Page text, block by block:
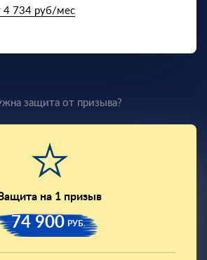
4 734 руб/мес
защита от призыва?
на 1 призыв
74 900 РУБ.